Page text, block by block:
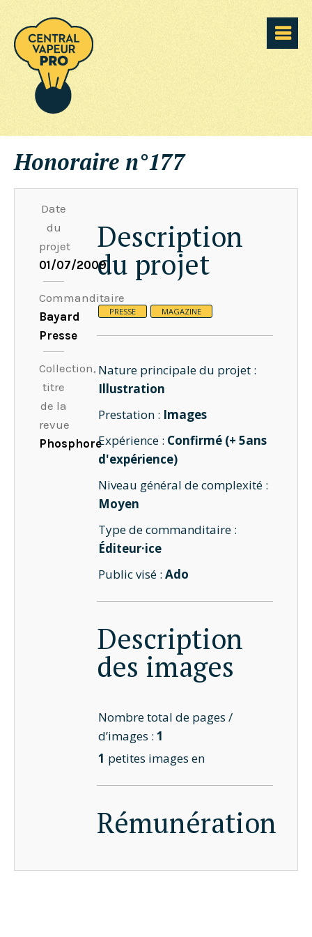
Honoraire n°177
Date
du
projet
01/07/2009
Commanditaire
Bayard
Presse
Collection,
titre
de la
revue
Phosphore
Description
du projet
PRESSE MAGAZINE
Nature principale du projet :
Illustration
Prestation : Images
Expérience : Confirmé (+ 5ans
d'expérience)
Niveau général de complexité :
Moyen
Type de commanditaire :
Éditeur·ice
Public visé :Ado
Description
des images
Nombre total de pages /
d’images :1
1 petites images en
Rémunération